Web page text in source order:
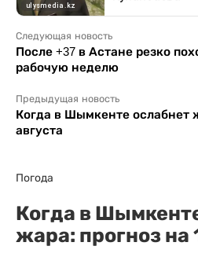
Следующая новость
После +37 в Астане резко
рабочую неделю
Предыдущая новость
Когда в Шымкенте ослабнет
августа
Погода
Когда в
жара: прогноз на